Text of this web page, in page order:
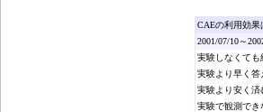
CAEの利用効果
2001/07/10～
実験しなくても
実験より早く答
実験より安く済
実験で観測でき